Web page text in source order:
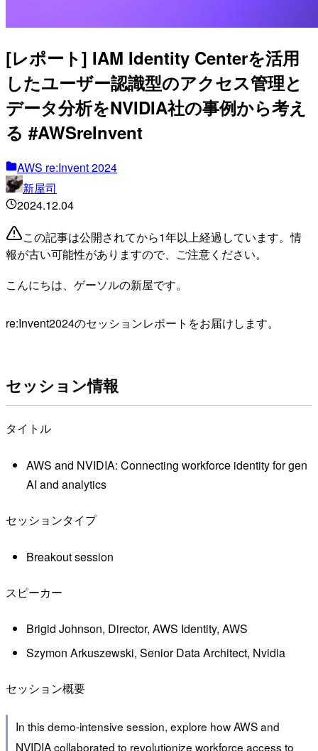
[レポート] IAM Identity Centerを活用
したユーザー認識型のアクセス管理と
データ分析をNVIDIA社の事例から考え
る #AWSreInvent
AWS re:Invent 2024
新屋司
2024.12.04
この記事は公開されてから1年以上経過しています。情
報が古い可能性がありますので、ご注意ください。
こんにちは、ゲーソルの新屋です。
re:Invent2024のセッションレポートをお届けします。
セッション情報
タイトル
AWS and NVIDIA: Connecting workforce identity for gen
AI and analytics
セッションタイプ
Breakout session
スピーカー
Brigid Johnson, Director, AWS Identity, AWS
Szymon Arkuszewski, Senior Data Architect, Nvidia
セッション概要
In this demo-intensive session, explore how AWS and
NVIDIA collaborated to revolutionize workforce access to